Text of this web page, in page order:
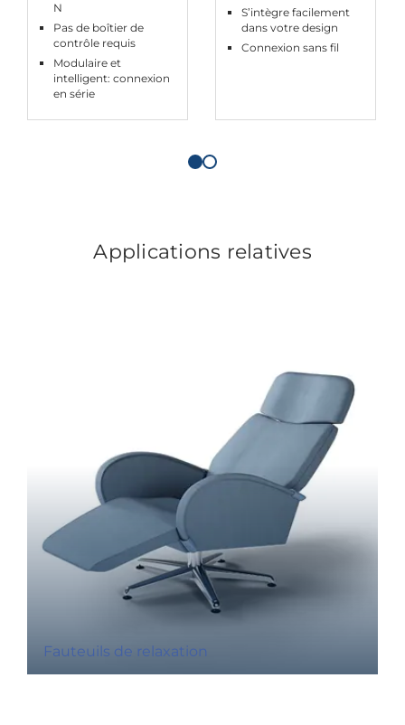
N
Pas de boîtier de
contrôle requis
Modulaire et
intelligent: connexion
en série
S’intègre facilement
dans votre design
Connexion sans fil
Applications relatives
Fauteuils de relaxation